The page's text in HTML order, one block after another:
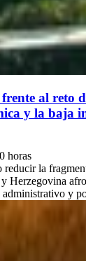
al reto
y la baja
horas
la
Herzegovina
administrativo y